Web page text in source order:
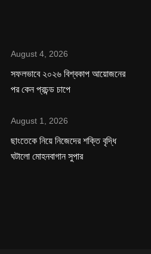
August 4, 2026
সফলভাবে ২০২৬ বিশ্বকাপ আয়োজনের
পর কেন প্রচন্ড চাপে
August 1, 2026
ছাংতেকে নিয়ে নিজেদের শক্তি বৃদ্ধি
ঘটালো মোহনবাগান সুপার